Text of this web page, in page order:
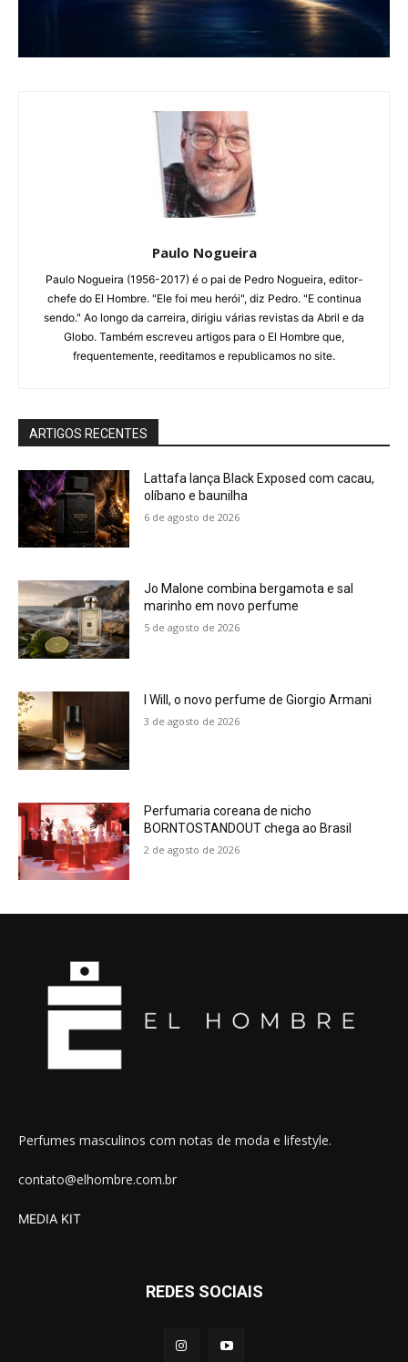
Paulo Nogueira
Paulo Nogueira (1956-2017) é o pai de Pedro Nogueira, editor-
chefe do El Hombre. "Ele foi meu herói", diz Pedro. "E continua
sendo." Ao longo da carreira, dirigiu várias revistas da Abril e da
Globo. Também escreveu artigos para o El Hombre que,
frequentemente, reeditamos e republicamos no site.
ARTIGOS RECENTES
Lattafa lança Black Exposed com cacau,
olíbano e baunilha
6 de agosto de 2026
Jo Malone combina bergamota e sal
marinho em novo perfume
5 de agosto de 2026
I Will, o novo perfume de Giorgio Armani
3 de agosto de 2026
Perfumaria coreana de nicho
BORNTOSTANDOUT chega ao Brasil
2 de agosto de 2026
Perfumes masculinos com notas de moda e lifestyle.
contato@elhombre.com.br
MEDIA KIT
REDES SOCIAIS